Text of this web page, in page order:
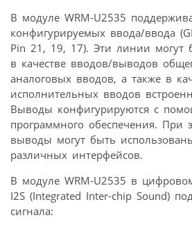
В модуле WRM-U2535
конфигурируемых ввода/ввода
Pin 21, 19, 17). Эти линии могут
в качестве вводов/выводов
аналоговых вводов, а также в
исполнительных вводов
Выводы конфигурируются с
программного обеспечения.
выводы могут быть
различных интерфейсов.
В модуле WRM-U2535 в
I2S (Integrated Inter-chip Sound)
сигнала: